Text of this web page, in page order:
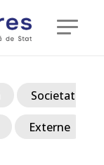
Societate
Externe